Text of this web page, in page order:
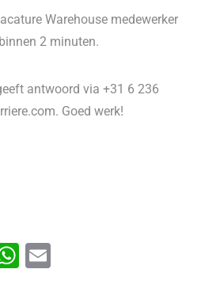
Warehouse medewerker
2 minuten.
antwoord via +31 6 236
Goed werk!
W